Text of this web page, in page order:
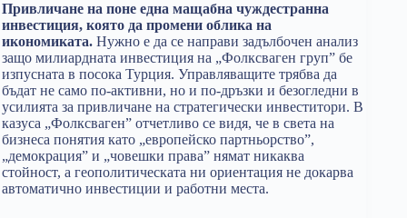
Привличане на поне една мащабна чуждестранна
инвестиция, която да промени облика на
икономиката. Нужно е да се направи задълбочен анализ
защо милиардната инвестиция на „Фолксваген груп” бе
изпусната в посока Турция. Управляващите трябва да
бъдат не само по-активни, но и по-дръзки и безогледни в
усилията за привличане на стратегически инвеститори. В
казуса „Фолксваген” отчетливо се видя, че в света на
бизнеса понятия като „европейско партньорство”,
„демокрация” и „човешки права” нямат никаква
стойност, а геополитическата ни ориентация не докарва
автоматично инвестиции и работни места.